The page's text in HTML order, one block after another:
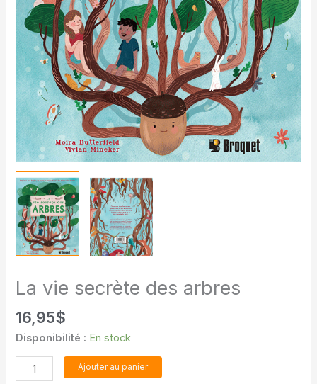
La vie secrète des arbres
16,95$
Disponibilité : En stock
quantité
de
Ajouter au panier